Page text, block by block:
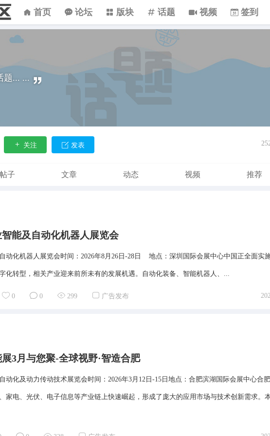
首页 论坛 版块 话题 视频 签到
题... ...
关注 发表
帖子 文章 动态 视频 推荐
能及自动化机器人展览会
动化机器人展览会时间：2026年8月26日-28日 地点：深圳国际会展中心中国正全面实
化转型，相关产业迎来前所未有的发展机遇。自动化装备、智能机器人、...
0 0 299 广告发布
3月与您聚-全球视野·智造合肥
动化及动力传动技术展览会时间：2026年3月12日-15日地点：合肥滨湖国际会展中心合
家电、光伏、电子信息等产业链上快速崛起，形成了庞大的应用市场与技术创新需求。